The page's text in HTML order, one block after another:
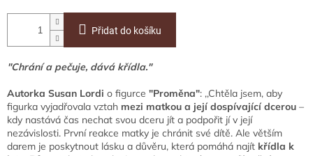
Přidat do košíku
"Chrání a pečuje, dává křídla."
Autorka Susan Lordi o figurce "Proměna": ,,Chtěla jsem, aby
figurka vyjadřovala vztah mezi matkou a její dospívající dcerou –
kdy nastává čas nechat svou dceru jít a podpořit jí v její
nezávislosti. První reakce matky je chránit své dítě. Ale větším
darem je poskytnout lásku a důvěru, která pomáhá najít křídla k